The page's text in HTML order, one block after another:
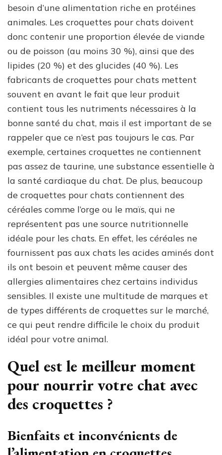
besoin d’une alimentation riche en protéines
animales. Les croquettes pour chats doivent
donc contenir une proportion élevée de viande
ou de poisson (au moins 30 %), ainsi que des
lipides (20 %) et des glucides (40 %). Les
fabricants de croquettes pour chats mettent
souvent en avant le fait que leur produit
contient tous les nutriments nécessaires à la
bonne santé du chat, mais il est important de se
rappeler que ce n’est pas toujours le cas. Par
exemple, certaines croquettes ne contiennent
pas assez de taurine, une substance essentielle à
la santé cardiaque du chat. De plus, beaucoup
de croquettes pour chats contiennent des
céréales comme l’orge ou le maïs, qui ne
représentent pas une source nutritionnelle
idéale pour les chats. En effet, les céréales ne
fournissent pas aux chats les acides aminés dont
ils ont besoin et peuvent même causer des
allergies alimentaires chez certains individus
sensibles. Il existe une multitude de marques et
de types différents de croquettes sur le marché,
ce qui peut rendre difficile le choix du produit
idéal pour votre animal.
Quel est le meilleur moment
pour nourrir votre chat avec
des croquettes ?
Bienfaits et inconvénients de